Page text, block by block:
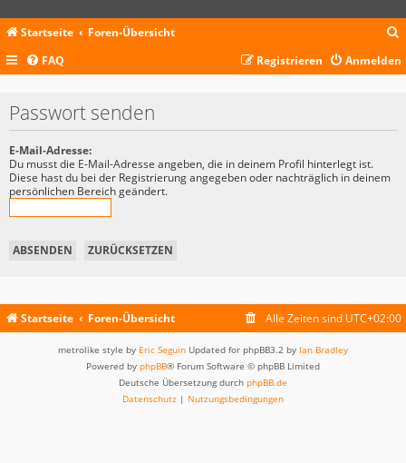
Startseite Foren-Übersicht
c
FAQ Anmelden
Registrieren
Passwort senden
E-Mail-Adresse:
Du musst die E-Mail-Adresse angeben, die in deinem Profil hinterlegt ist.
Diese hast du bei der Registrierung angegeben oder nachträglich in deinem
persönlichen Bereich geändert.
Startseite Foren-Übersicht Alle Zeiten sind UTC+02:00
metrolike style by Eric Seguin Updated for phpBB3.2 by Ian Bradley
Powered by phpBB® Forum Software © phpBB Limited
Deutsche Übersetzung durch phpBB.de
Datenschutz | Nutzungsbedingungen